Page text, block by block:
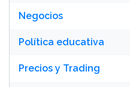
Negocios
Política educativa
Precios y Trading